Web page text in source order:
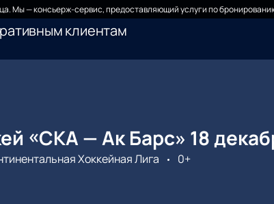
Мы — консьерж-сервис, предоставляющий услуги по
клиентам
«СКА — Ак Барс» 18
Хоккейная Лига
0+